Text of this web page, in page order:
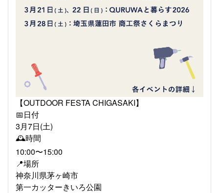
【OUTDOOR FESTA CHIGASAKI】
📅日付
3月7日(土)
🕰️時間
10:00〜15:00
📍場所
神奈川県茅ヶ崎市
第一カッターきいろ公園